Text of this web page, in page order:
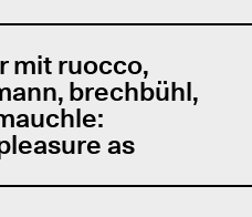
mit ruocco,
brechbühl,
as